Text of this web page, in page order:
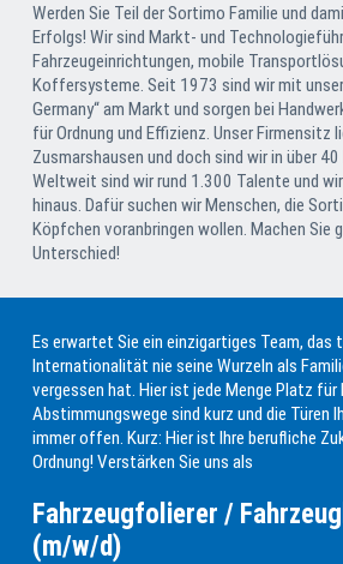
Werden Sie Teil der Sortimo Familie und
Erfolgs! Wir sind Markt- und
Fahrzeugeinrichtungen, mobile
Koffersysteme. Seit 1973 sind wir mit
Germany“ am Markt und sorgen bei
für Ordnung und Effizienz. Unser Firmensitz
Zusmarshausen und doch sind wir in über
Weltweit sind wir rund 1.300 Talente und
hinaus. Dafür suchen wir Menschen, die
Köpfchen voranbringen wollen. Machen Sie
Unterschied!
Es erwartet Sie ein einzigartiges Team, das
Internationalität nie seine Wurzeln als
vergessen hat. Hier ist jede Menge Platz für
Abstimmungswege sind kurz und die Türen
immer offen. Kurz: Hier ist Ihre berufliche
Ordnung! Verstärken Sie uns als
Fahrzeugfolierer /
(m/w/d)